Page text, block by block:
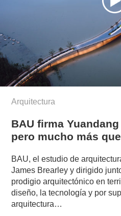
Arquitectura
BAU firma
pero mucho más
BAU, el estudio de
James Brearley y dirigido
prodigio arquitectónico en
diseño, la tecnología y por
arquitectura…